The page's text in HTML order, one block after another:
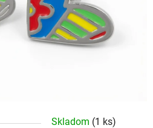
Skladom (1 ks)